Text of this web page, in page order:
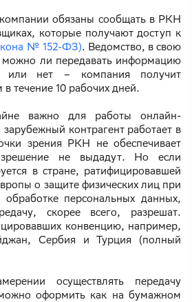
обязаны сообщать в РКН
которые получают доступ к
№ 152-ФЗ). Ведомство, в свою
можно ли передавать информацию
или нет – компания получит
течение 10 рабочих дней.
важно для работы онлайн-
контрагент работает в
зрения РКН не обеспечивает
не выдадут. Но если
в стране, ратифицировавшей
о защите физических лиц при
обработке персональных данных,
скорее всего, разрешат.
конвенцию, например,
Сербия и Турция (полный
осуществлять передачу
оформить как на бумажном